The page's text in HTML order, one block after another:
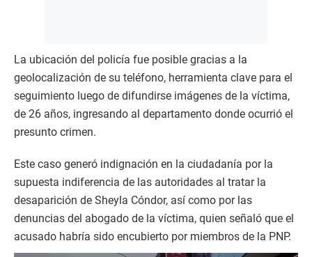
La ubicación del policía fue posible gracias a la
geolocalización de su teléfono, herramienta clave para el
seguimiento luego de difundirse imágenes de la víctima,
de 26 años, ingresando al departamento donde ocurrió el
presunto crimen.
Este caso generó indignación en la ciudadanía por la
supuesta indiferencia de las autoridades al tratar la
desaparición de Sheyla Cóndor, así como por las
denuncias del abogado de la víctima, quien señaló que el
acusado habría sido encubierto por miembros de la PNP.